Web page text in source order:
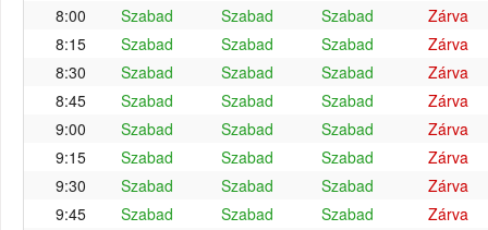
8:00
Szabad Szabad Szabad
Zárva
8:15
Szabad Szabad Szabad
Zárva
8:30
Szabad Szabad Szabad
Zárva
8:45
Szabad Szabad Szabad
Zárva
9:00
Szabad Szabad Szabad
Zárva
9:15
Szabad Szabad Szabad
Zárva
9:30
Szabad Szabad Szabad
Zárva
9:45
Szabad Szabad Szabad
Zárva